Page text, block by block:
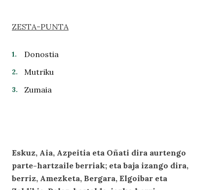
ZESTA-PUNTA
Donostia
Mutriku
Zumaia
Eskuz, Aia, Azpeitia eta Oñati dira aurtengo
parte-hartzaile berriak; eta baja izango dira,
berriz, Amezketa, Bergara, Elgoibar eta